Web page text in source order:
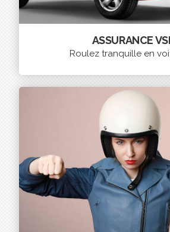
ASSURANCE
Roulez tranquille en